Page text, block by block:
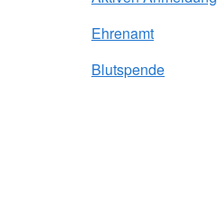
Ehrenamt
Blutspende